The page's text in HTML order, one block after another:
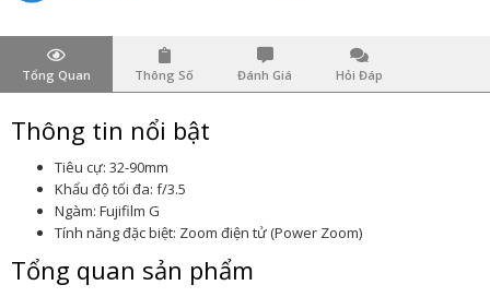
Tổng Quan Thông Số Đánh Giá Hỏi Đáp
Thông tin nổi bật
Tiêu cự: 32-90mm
Khẩu độ tối đa: f/3.5
Ngàm: Fujifilm G
Tính năng đặc biệt: Zoom điện tử (Power Zoom)
Tổng quan sản phẩm